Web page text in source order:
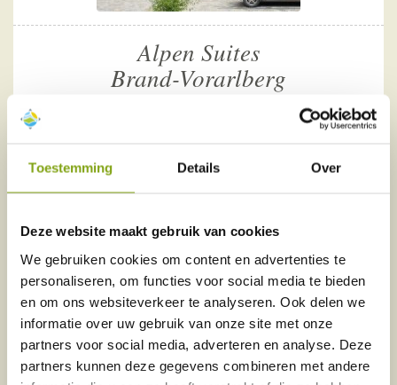
Toestemming Details Over
Deze website maakt gebruik van cookies
We gebruiken cookies om content en advertenties te
personaliseren, om functies voor social media te bieden
en om ons websiteverkeer te analyseren. Ook delen we
informatie over uw gebruik van onze site met onze
partners voor social media, adverteren en analyse. Deze
partners kunnen deze gegevens combineren met andere
Alpen Suites
Brand-Vorarlberg
De bed and breakfast ligt in het pittoreske dorpje Brand
en is een ideaal uitgangspunt om dit dal en de omgeving
te verkennen. In de zomer is een voordeelkaart
inbegrepen en kunt u gratis of met korting gebruik